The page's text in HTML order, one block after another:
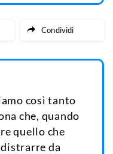
Condividi
così tanto
che, quando
quello che
da